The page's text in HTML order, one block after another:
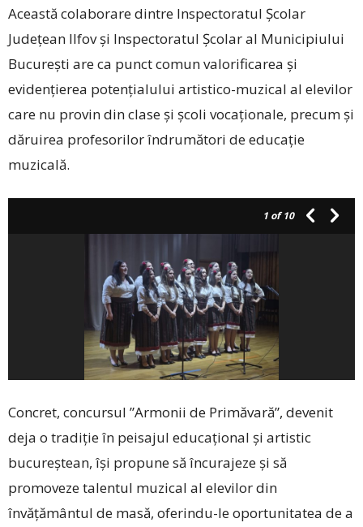
Această colaborare dintre Inspectoratul Școlar
Județean Ilfov și Inspectoratul Școlar al Municipiului
București are ca punct comun valorificarea și
evidențierea potențialului artistico-muzical al elevilor
care nu provin din clase și școli vocaționale, precum și
dăruirea profesorilor îndrumători de educație
muzicală.
1 of 10
Concret, ­concursul ”Armonii de Primăvară”, devenit
deja o tradiție în peisajul educațional și artistic
bucureștean, își propune să încurajeze și să
promoveze talentul muzical al elevilor din
învățământul de masă, oferindu-le oportunitatea de a